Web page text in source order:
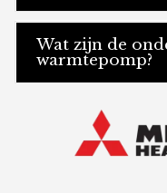
Wat zijn de
warmtepomp?